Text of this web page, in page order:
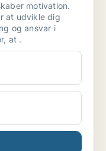
motivation.
at udvikle dig
og ansvar i
at .